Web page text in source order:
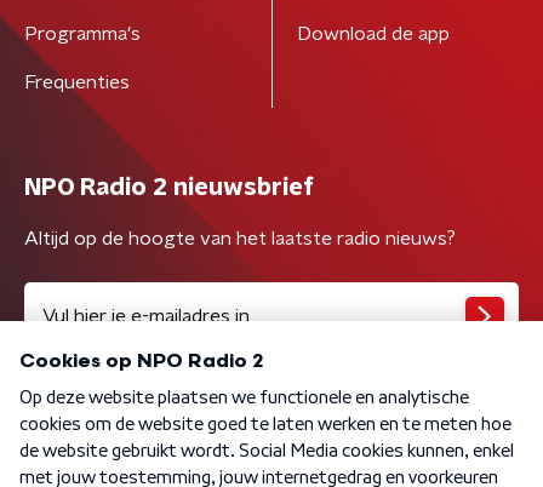
Programma's
Frequenties
Download de app
NPO Radio 2 nieuwsbrief
Altijd op de hoogte van het laatste radio nieuws?
Algemene voorwaarden